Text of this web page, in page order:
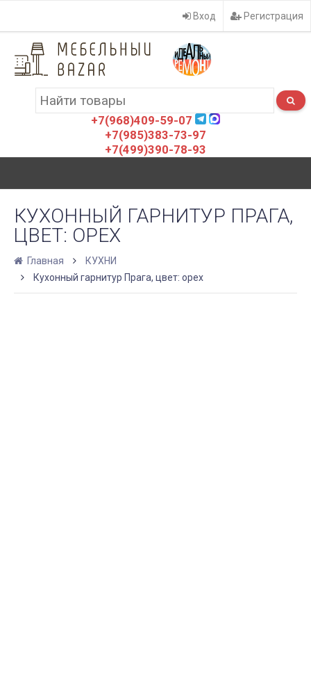
Вход Регистрация
+7(968)409-59-07
+7(985)383-73-97
+7(499)390-78-93
КУХОННЫЙ ГАРНИТУР ПРАГА,
ЦВЕТ: ОРЕХ
Главная
КУХНИ
Кухонный гарнитур Прага, цвет: орех